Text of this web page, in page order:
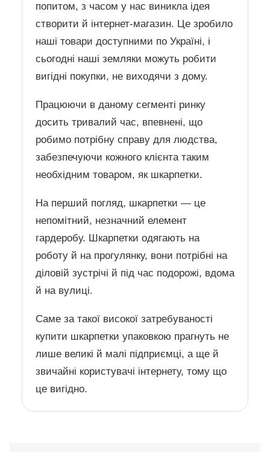
попитом, з часом у нас виникла ідея
створити й інтернет-магазин. Це зробило
наші товари доступними по Україні, і
сьогодні наші земляки можуть робити
вигідні покупки, не виходячи з дому.
Працюючи в даному сегменті ринку
досить тривалий час, впевнені, що
робимо потрібну справу для людства,
забезпечуючи кожного клієнта таким
необхідним товаром, як шкарпетки.
На перший погляд, шкарпетки — це
непомітний, незначний елемент
гардеробу. Шкарпетки одягають на
роботу й на прогулянку, вони потрібні на
діловій зустрічі й під час подорожі, вдома
й на вулиці.
Саме за такої високої затребуваності
купити шкарпетки упаковкою прагнуть не
лише великі й малі підприємці, а ще й
звичайні користувачі інтернету, тому що
це вигідно.